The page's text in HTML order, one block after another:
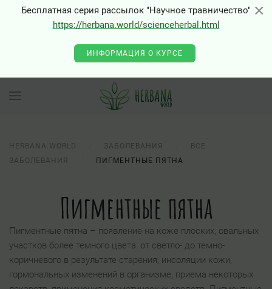
×
Бесплатная серия рассылок "Научное травничество"
https://herbana.world/scienceherbal.html
ИНФОРМАЦИЯ О КУРСЕ
HERBANA.WORLD ЗАБОЛЕВАНИЯ
ВСЕ
ЗАБОЛЕВАНИЯ
ПИГМЕНТНЫЕ ПЯТНА
Пигментные пятна
Пигментные пятна – появление на коже плоских, овальных
участков более темного цвета: от светло- до темно-
коричневого в результате старения, инсоляции кожи,
гормональных изменений в организме, приема некоторых
×
0 - Class "Joomla\Input\Json" not found